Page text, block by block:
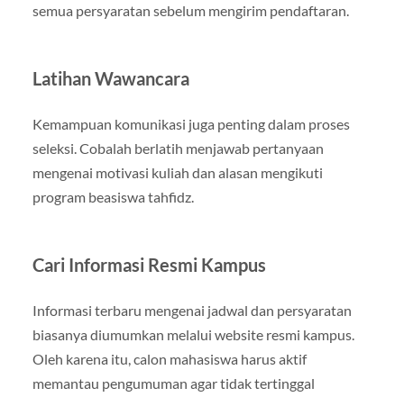
semua persyaratan sebelum mengirim pendaftaran.
Latihan Wawancara
Kemampuan komunikasi juga penting dalam proses
seleksi. Cobalah berlatih menjawab pertanyaan
mengenai motivasi kuliah dan alasan mengikuti
program beasiswa tahfidz.
Cari Informasi Resmi Kampus
Informasi terbaru mengenai jadwal dan persyaratan
biasanya diumumkan melalui website resmi kampus.
Oleh karena itu, calon mahasiswa harus aktif
memantau pengumuman agar tidak tertinggal